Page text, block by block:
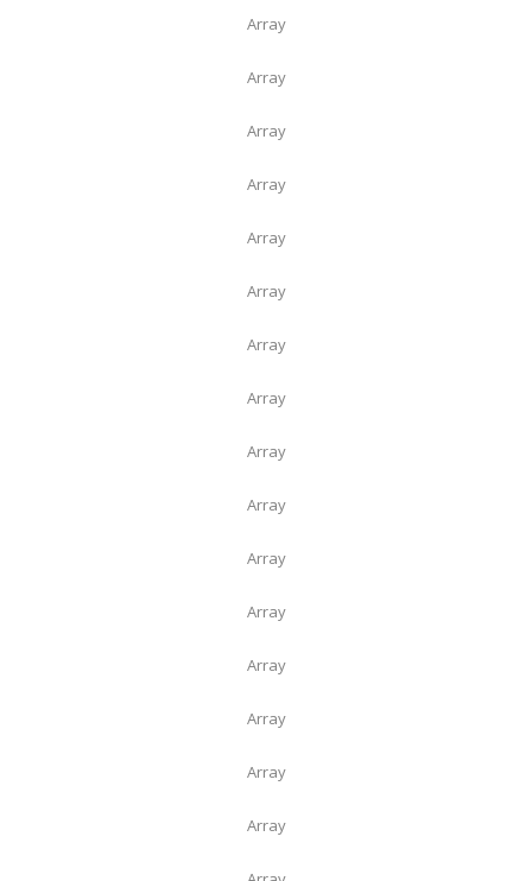
Array
Array
Array
Array
Array
Array
Array
Array
Array
Array
Array
Array
Array
Array
Array
Array